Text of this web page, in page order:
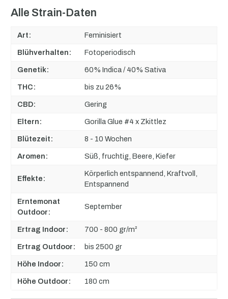
Alle Strain-Daten
Art: Feminisiert
Blühverhalten: Fotoperiodisch
Genetik: 60% Indica / 40% Sativa
THC: bis zu 26%
CBD: Gering
Eltern: Gorilla Glue #4 x Zkittlez
Blütezeit: 8 - 10 Wochen
Aromen: Süß, fruchtig, Beere, Kiefer
Effekte:
Körperlich entspannend, Kraftvoll,
Entspannend
Erntemonat
Outdoor:
September
Ertrag Indoor: 700 - 800 gr/m²
Ertrag Outdoor: bis 2500 gr
Höhe Indoor: 150 cm
Höhe Outdoor: 180 cm